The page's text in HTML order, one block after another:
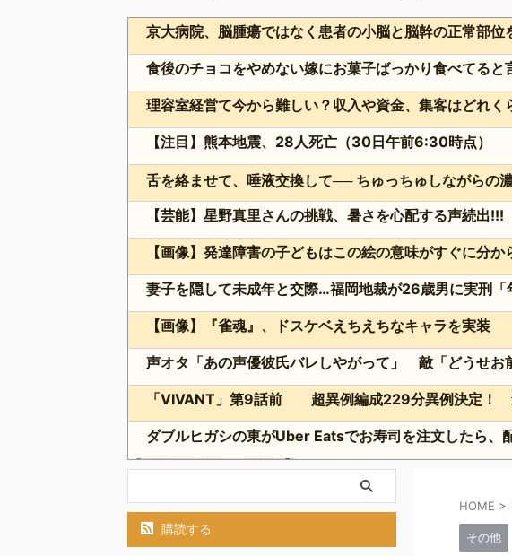
理容室経営て今から難しい？収入や資金、集客はどれく
【注目】熊本地震、28人死亡（30日午前6:30時点）
【芸能】星野真里さんの挑戦、暑さを心配する声続出!!!
【画像】発達障害の子どもはこの絵の意味がすぐに分か
【画像】『雀魂』、ドスケベえちえちなキャラを実装
Powered by
HOME >
その他
購読する